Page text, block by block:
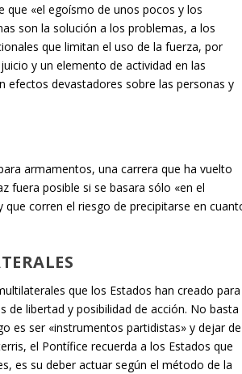
que «el egoísmo de unos pocos y los
son la solución a los problemas, a los
que limitan el uso de la fuerza, por
y un elemento de actividad en las
efectos devastadores sobre las personas y
armamentos, una carrera que ha vuelto
fuera posible si se basara sólo «en el
corren el riesgo de precipitarse en
que los Estados han creado para
de libertad y posibilidad de acción. No basta
es ser «instrumentos partidistas» y dejar de
el Pontífice recuerda a los Estados que
es su deber actuar según el método de la